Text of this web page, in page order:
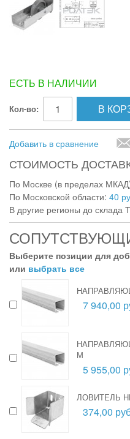
ЕСТЬ В НАЛИЧИИ
Кол-во: В
Добавить в сравнение
СТОИМОСТЬ
По Москве (в пределах
По Московской области: 40
В другие регионы до склада
Выберите позиции для
или выбрать все
7 940,00
М
5 955,00
ЛОВИТЕЛЬ
374,00